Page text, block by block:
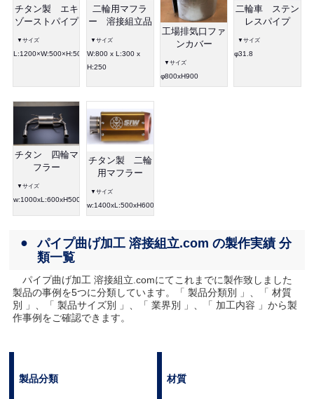
チタン製 エキ
ゾーストパイプ
▼サイズ
L:1200×W:500×H:500
二輪用マフラ
ー 溶接組立品
▼サイズ
W:800 x L:300 x
H:250
工場排気口ファ
ンカバー
▼サイズ
φ800xH900
二輪車 ステン
レスパイプ
▼サイズ
φ31.8
チタン 四輪マ
フラー
▼サイズ
w:1000xL:600xH500
チタン製 二輪
用マフラー
▼サイズ
w:1400xL:500xH600
パイプ曲げ加工 溶接組立.com の製作実績 分
類一覧
パイプ曲げ加工 溶接組立.comにてこれまでに製作致しました
製品の事例を5つに分類しています。「 製品分類別 」、「 材質
別 」、「 製品サイズ別 」、「 業界別 」、「 加工内容 」から製
作事例をご確認できます。
製品分類 材質